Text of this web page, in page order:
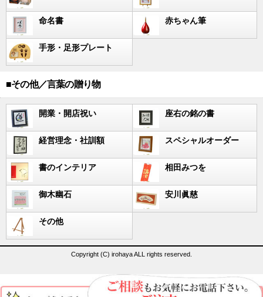
命名書 赤ちゃん筆
手形・足形プレート
■その他／言葉の贈り物
開業・開店祝い 座右の銘の書
経営理念・社訓額 スペシャルオーダー
書のインテリア 相田みつを
御木幽石 安川眞慈
その他
Copyright (C) irohaya ALL rights reserved.